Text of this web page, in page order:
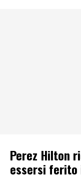
Perez Hilton
essersi ferito